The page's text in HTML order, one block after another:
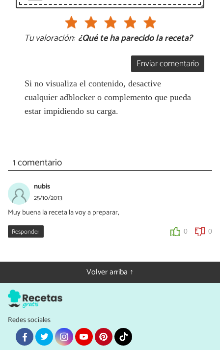
Tu valoración: ¿Qué te ha parecido la receta?
Enviar comentario
Si no visualiza el contenido, desactive
cualquier adblocker o complemento que pueda
estar impidiendo su carga.
1 comentario
nubis
25/10/2013
Muy buena la receta la voy a preparar,
Responder 0 0
Volver arriba ↑
Redes sociales